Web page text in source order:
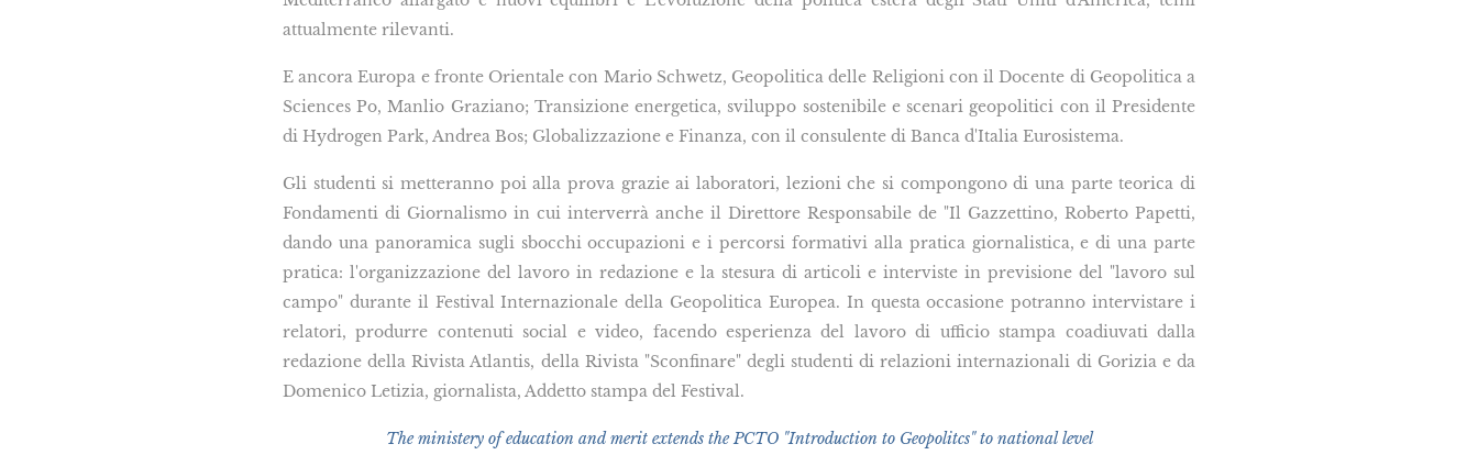
attualmente rilevanti.
E ancora Europa e fronte Orientale con Mario Schwetz, Geopolitica delle Religioni con il Docente di Geopolitica a
Sciences Po, Manlio Graziano; Transizione energetica, sviluppo sostenibile e scenari geopolitici con il Presidente
di Hydrogen Park, Andrea Bos; Globalizzazione e Finanza, con il consulente di Banca d'Italia Eurosistema.
Gli studenti si metteranno poi alla prova grazie ai laboratori, lezioni che si compongono di una parte teorica di
Fondamenti di Giornalismo in cui interverrà anche il Direttore Responsabile de "Il Gazzettino, Roberto Papetti,
dando una panoramica sugli sbocchi occupazioni e i percorsi formativi alla pratica giornalistica, e di una parte
pratica: l'organizzazione del lavoro in redazione e la stesura di articoli e interviste in previsione del "lavoro sul
campo" durante il Festival Internazionale della Geopolitica Europea. In questa occasione potranno intervistare i
relatori, produrre contenuti social e video, facendo esperienza del lavoro di ufficio stampa coadiuvati dalla
redazione della Rivista Atlantis, della Rivista "Sconfinare" degli studenti di relazioni internazionali di Gorizia e da
Domenico Letizia, giornalista, Addetto stampa del Festival.
The ministery of education and merit extends the PCTO "Introduction to Geopolitcs" to national level